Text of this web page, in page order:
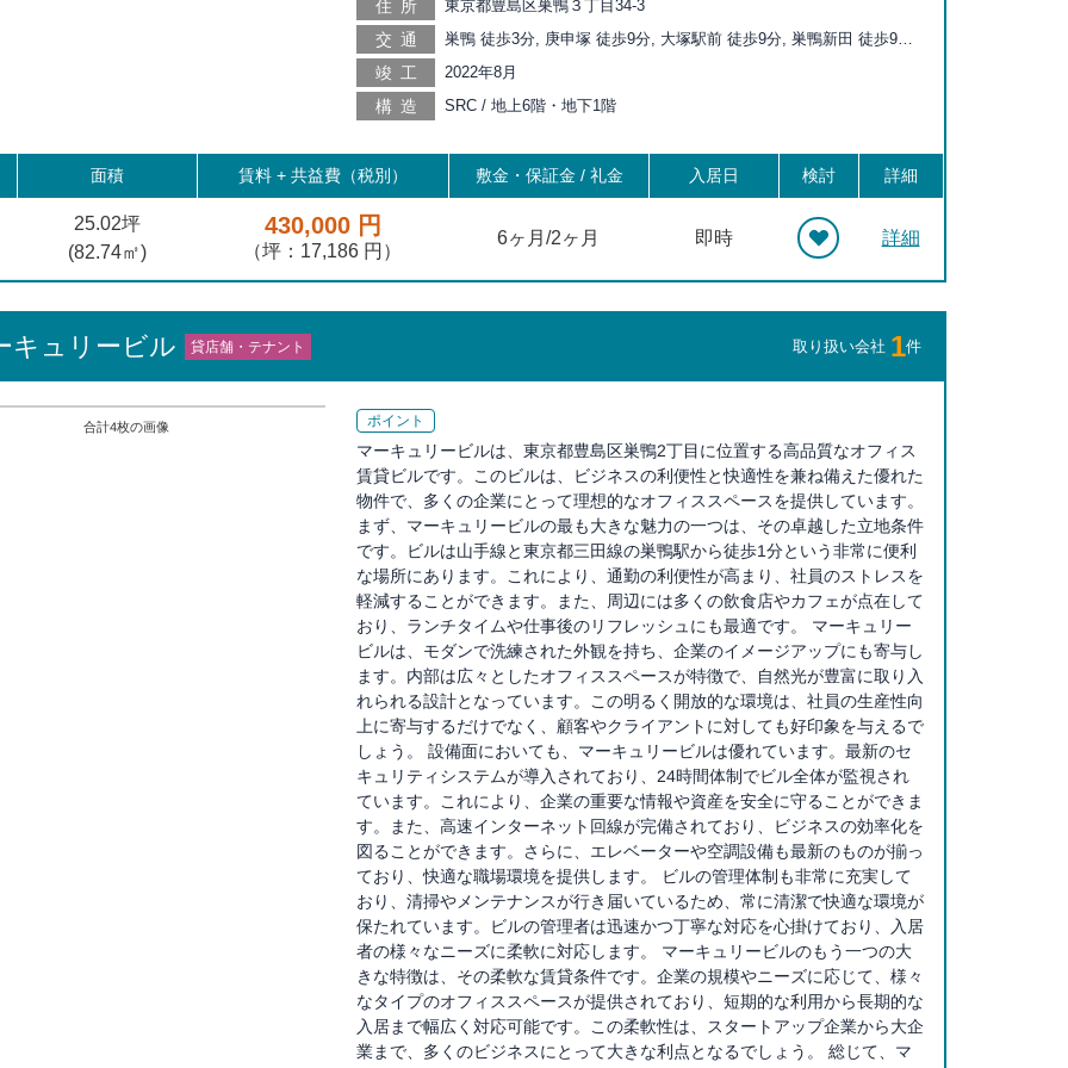
住所 東京都豊島区巣鴨３丁目34-3
交通
巣鴨 徒歩3分, 庚申塚 徒歩9分, 大塚駅前 徒歩9分, 巣鴨新田 徒歩9分,
大塚 徒歩10分, 新庚申塚 徒歩10分, 駒込 徒歩13分, 西ヶ原四丁目 徒
歩13分, 西巣鴨 徒歩13分, 千石 徒歩14分, 新大塚 徒歩15分, 向原 徒
歩16分, 西ヶ原 徒歩17分, 滝野川一丁目 徒歩17分, 上中里 徒歩20分
竣工 2022年8月
構造 SRC / 地上6階・地下1階
面積 賃料 + 共益費（税別） 敷金・保証金 / 礼金 入居日 検討 詳細
25.02坪
(82.74㎡)
430,000 円
（坪：17,186 円）
6ヶ月/2ヶ月 即時 詳細
キュリービル 貸店舗・テナント 取り扱い会社 1件
合計4枚の画像 ポイント
マーキュリービルは、東京都豊島区巣鴨2丁目に位置する高品質なオフィス
賃貸ビルです。このビルは、ビジネスの利便性と快適性を兼ね備えた優れた
物件で、多くの企業にとって理想的なオフィススペースを提供しています。
まず、マーキュリービルの最も大きな魅力の一つは、その卓越した立地条件
です。ビルは山手線と東京都三田線の巣鴨駅から徒歩1分という非常に便利
な場所にあります。これにより、通勤の利便性が高まり、社員のストレスを
軽減することができます。また、周辺には多くの飲食店やカフェが点在して
おり、ランチタイムや仕事後のリフレッシュにも最適です。 マーキュリー
ビルは、モダンで洗練された外観を持ち、企業のイメージアップにも寄与し
ます。内部は広々としたオフィススペースが特徴で、自然光が豊富に取り入
れられる設計となっています。この明るく開放的な環境は、社員の生産性向
上に寄与するだけでなく、顧客やクライアントに対しても好印象を与えるで
しょう。 設備面においても、マーキュリービルは優れています。最新のセ
キュリティシステムが導入されており、24時間体制でビル全体が監視され
ています。これにより、企業の重要な情報や資産を安全に守ることができま
す。また、高速インターネット回線が完備されており、ビジネスの効率化を
図ることができます。さらに、エレベーターや空調設備も最新のものが揃っ
ており、快適な職場環境を提供します。 ビルの管理体制も非常に充実して
おり、清掃やメンテナンスが行き届いているため、常に清潔で快適な環境が
保たれています。ビルの管理者は迅速かつ丁寧な対応を心掛けており、入居
者の様々なニーズに柔軟に対応します。 マーキュリービルのもう一つの大
きな特徴は、その柔軟な賃貸条件です。企業の規模やニーズに応じて、様々
なタイプのオフィススペースが提供されており、短期的な利用から長期的な
入居まで幅広く対応可能です。この柔軟性は、スタートアップ企業から大企
業まで、多くのビジネスにとって大きな利点となるでしょう。 総じて、マ